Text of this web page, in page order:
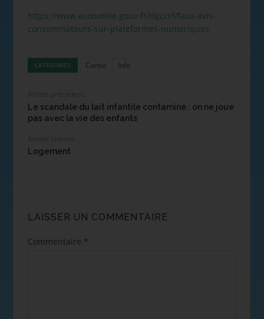
https://www.economie.gouv.fr/dgccrf/faux-avis-
consommateurs-sur-plateformes-numeriques
CATÉGORIES Conso Info
Le scandale du lait infantile contaminé : on ne joue
pas avec la vie des enfants
Logement
LAISSER UN COMMENTAIRE
Commentaire *